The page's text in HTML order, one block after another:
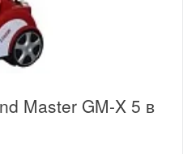
Master GM-X 5 в